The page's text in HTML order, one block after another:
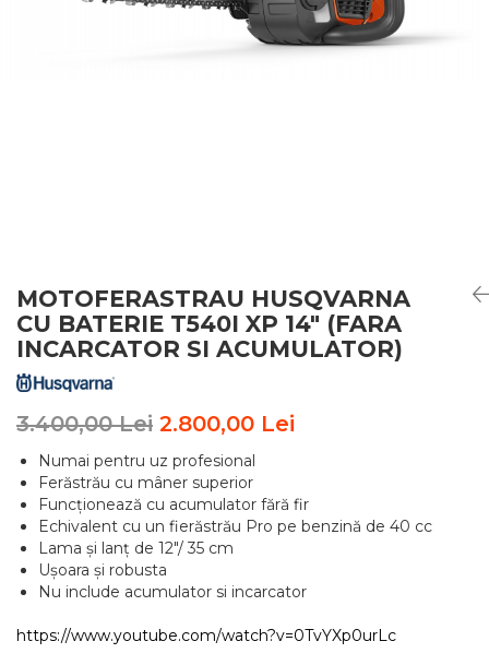
MOTOFERASTRAU HUSQVARNA
CU BATERIE T540I XP 14" (FARA
INCARCATOR SI ACUMULATOR)
3.400,00 Lei 2.800,00 Lei
Numai pentru uz profesional
Ferăstrău cu mâner superior
Funcționează cu acumulator fără fir
Echivalent cu un fierăstrău Pro pe benzină de 40 cc
Lama și lanț de 12"/ 35 cm
Ușoara și robusta
Nu include acumulator si incarcator
https://www.youtube.com/watch?v=0TvYXp0urLc